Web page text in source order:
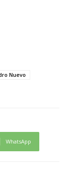
Nuevo
WhatsApp